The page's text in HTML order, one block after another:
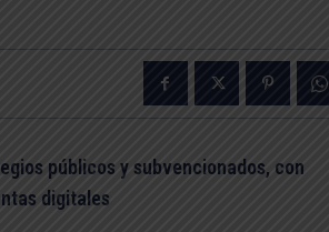
públicos y subvencionados, con
digitales